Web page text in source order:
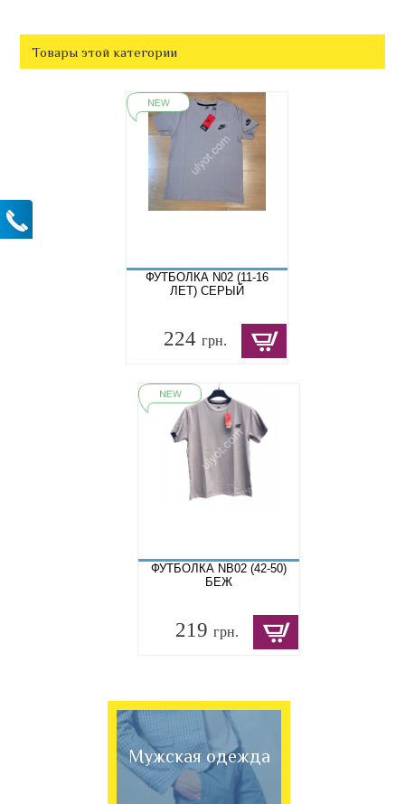
Товары этой категории
ФУТБОЛКА N02 (11-16
ЛЕТ) СЕРЫЙ
224 грн.
ФУТБОЛКА NB02 (42-50)
БЕЖ
219 грн.
Мужская одежда